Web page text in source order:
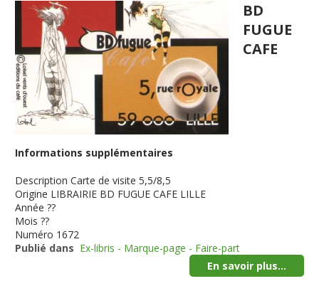
BD
FUGUE
CAFE
Informations supplémentaires
Description Carte de visite 5,5/8,5
Origine LIBRAIRIE BD FUGUE CAFE LILLE
Année ??
Mois ??
Numéro 1672
Publié dans Ex-libris - Marque-page - Faire-part
En savoir plus...